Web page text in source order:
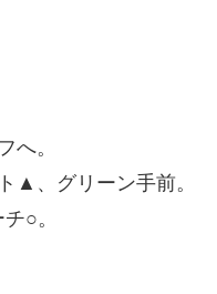
へ。
▲、グリーン手前。
○。